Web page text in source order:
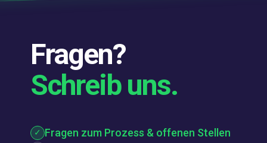
Fragen?
Schreib uns.
✓ Fragen zum Prozess & offenen Stellen